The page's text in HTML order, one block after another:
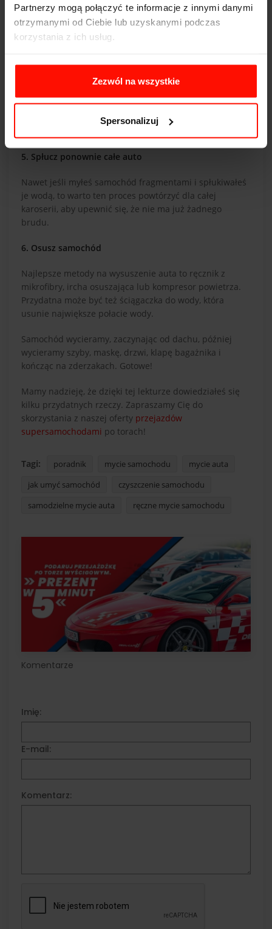
Partnerzy mogą połączyć te informacje z innymi danymi
otrzymanymi od Ciebie lub uzyskanymi podczas
korzystania z ich usług.
Zezwól na wszystkie
Spersonalizuj
pozbyć się większych zanieczyszczeń.
4. Zacznij mycie od góry
Namocz rękawicę w wodzie z płynem i myj całe auto.
Zacznij od dachu, następnie umyj górną część
wysycha, podziel samochód na mniejsze fragmenty i
spłukuj czystą wodą. Pamiętaj o częstym wypłukiwaniu
5. Spłucz ponownie całe auto
Nawet jeśli myłeś samochód fragmentami i spłukiwałeś
je wodą, to warto ten proces powtórzyć dla całej
karoserii, aby upewnić się, że nie ma już żadnego
brudu.
6. Osusz samochód
Najlepsze metody na wysuszenie auta to ręcznik z
mikrofibry, ircha osuszająca lub kompresor powietrza.
Przydatna może być też ściągaczka do wody, która
usunie największe połacie wody.
Samochód wycieramy, zaczynając od dachu, później
wycieramy szyby, maskę, drzwi, klapę bagażnika i
kończąc na zderzakach. Gotowe!
Mamy nadzieję, że dzięki tej lekturze dowiedziałeś się
kilku przydatnych rzeczy. Zapraszamy Cię do
skorzystania z naszej oferty przejazdów
supersamochodami po torach!
Tagi: poradnik mycie samochodu
mycie auta
jak umyć samochód
czyszczenie samochodu
samodzielne mycie auta
ręczne mycie samochodu
Komentarze
Imię:
E-mail:
Komentarz: